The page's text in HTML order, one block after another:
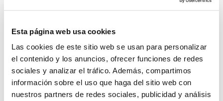
Esta página web usa cookies
Las cookies de este sitio web se usan para personalizar
el contenido y los anuncios, ofrecer funciones de redes
sociales y analizar el tráfico. Además, compartimos
información sobre el uso que haga del sitio web con
nuestros partners de redes sociales, publicidad y análisis
System Network, tu operadora de telefonía
virtual en España
que nos permitas estudiar tu caso particular.
Aunque si lo prefieres, puedes enviarnos un correo
electrónico a
virtual@networkes.com
o llamarnos al
900 800 806 .
Tenemos más de
15 años de experiencia en
instalación de sistemas de telefonía virtual.